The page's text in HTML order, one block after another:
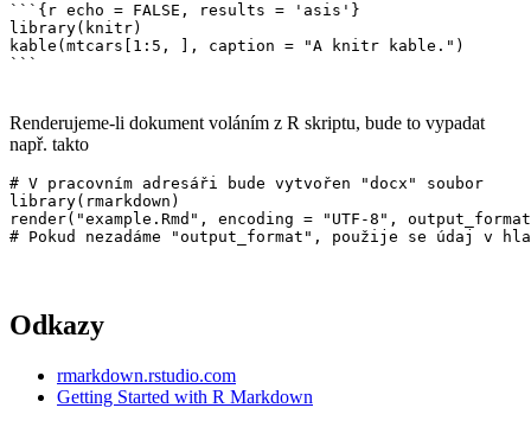
```{r echo = FALSE, results = 'asis'}
library(knitr)
kable(mtcars[1:5, ], caption = "A knitr kable.")
```
Renderujeme-li dokument voláním z R skriptu, bude to vypadat
např. takto
# V pracovním adresáři bude vytvořen "docx" soubor
library(rmarkdown)
render("example.Rmd", encoding = "UTF-8",
# Pokud nezadáme "output_format", použije se údaj v
Odkazy
rmarkdown.rstudio.com
Getting Started with R Markdown